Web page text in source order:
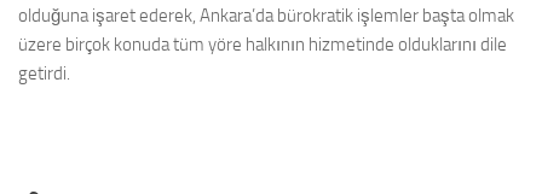
olduğuna işaret ederek, Ankara’da bürokratik işlemler başta olmak
üzere birçok konuda tüm yöre halkının hizmetinde olduklarını dile
getirdi.